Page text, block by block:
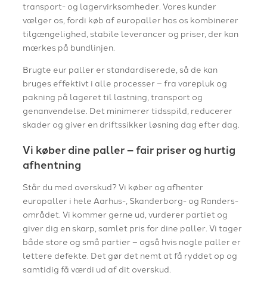
transport- og lagervirksomheder. Vores kunder
vælger os, fordi køb af europaller hos os kombinerer
tilgængelighed, stabile leverancer og priser, der kan
mærkes på bundlinjen.
Brugte eur paller er standardiserede, så de kan
bruges effektivt i alle processer – fra varepluk og
pakning på lageret til lastning, transport og
genanvendelse. Det minimerer tidsspild, reducerer
skader og giver en driftssikker løsning dag efter dag.
Vi køber dine paller – fair priser og hurtig
afhentning
Står du med overskud? Vi køber og afhenter
europaller i hele Aarhus-, Skanderborg- og Randers-
området. Vi kommer gerne ud, vurderer partiet og
giver dig en skarp, samlet pris for dine paller. Vi tager
både store og små partier – også hvis nogle paller er
lettere defekte. Det gør det nemt at få ryddet op og
samtidig få værdi ud af dit overskud.